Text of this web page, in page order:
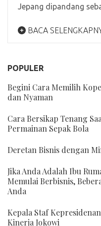
Jepang dipandang
BACA
POPULER
Begini Cara Memilih
dan Nyaman
Cara Bersikap Tenang
Permainan Sepak Bola
Deretan Bisnis dengan
Jika Anda Adalah Ibu
Memulai Berbisnis,
Anda
Kepala Staf
Kinerja Jokowi